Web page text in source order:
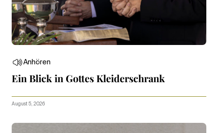
Anhören
Ein Blick in Gottes Kleiderschrank
August 5, 2026